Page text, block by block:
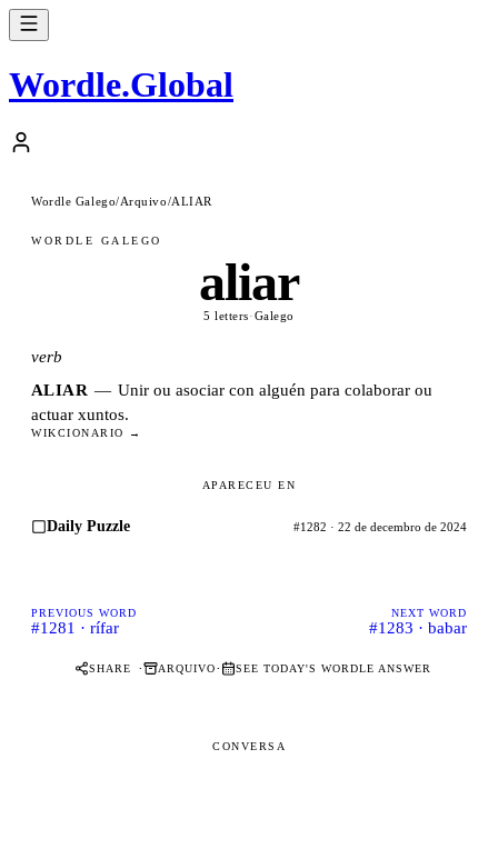
Wordle.Global
Wordle Galego/Arquivo/ALIAR
WORDLE GALEGO
aliar
5 letters·Galego
verb
ALIAR — Unir ou asociar con alguén para colaborar ou
actuar xuntos.
WIKCIONARIO →
APARECEU EN
Daily Puzzle #1282 · 22 de decembro de 2024
PREVIOUS WORD
#1281 · rífar
NEXT WORD
#1283 · babar
SHARE · ARQUIVO· SEE TODAY'S WORDLE ANSWER
CONVERSA